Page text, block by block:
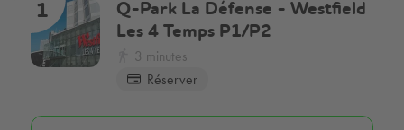
1 Q-Park La Défense - Westfield
Les 4 Temps P1/P2
3 minutes
Réserver